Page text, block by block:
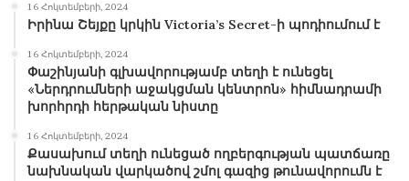
16 Հոկտեմբերի, 2024
Իրինա Շեյքը կրկին Victoria’s Secret-ի պոդիումում է
16 Հոկտեմբերի, 2024
Փաշինյանի գլխավորությամբ տեղի է ունեցել
«Ներդրումների աջակցման կենտրոն» հիմնադրամի
խորհրդի հերթական նիստը
16 Հոկտեմբերի, 2024
Քասախում տեղի ունեցած ողբերգության պատճառը
նախնական վարկածով շմոլ գազից թունավորումն է